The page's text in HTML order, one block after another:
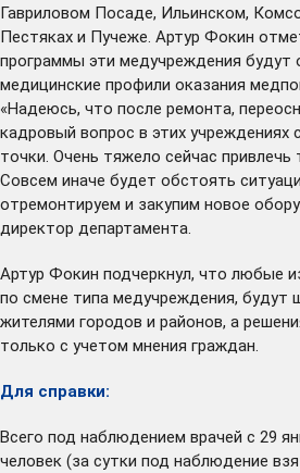
Гавриловом Посаде, Ильинском,
Пестяках и Пучеже. Артур Фокин
программы эти медучреждения будут
медицинские профили оказания
«Надеюсь, что после ремонта,
кадровый вопрос в этих учреждениях
точки. Очень тяжело сейчас
Совсем иначе будет обстоять
отремонтируем и закупим новое
директор департамента.
Артур Фокин подчеркнул, что любые
по смене типа медучреждения, будут
жителями городов и районов, а
только с учетом мнения граждан.
Для справки:
Всего под наблюдением врачей с 29
человек (за сутки под наблюдение